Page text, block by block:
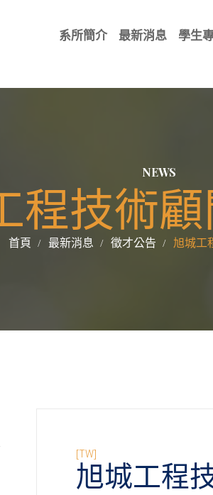
系所簡介 最新消息 學生
NEWS
程技術
首頁 最新消息 徵才公告 旭城工
[TW]
旭城工程